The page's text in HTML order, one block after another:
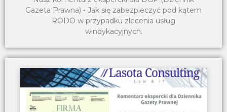
Gazeta Prawna) - Jak się zabezpieczyć pod kątem
RODO w przypadku zlecenia usług
windykacyjnych.